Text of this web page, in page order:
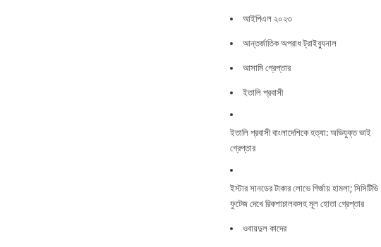
আইপিএল ২০২৩
আন্তর্জাতিক অপরাধ ট্রাইব্যুনাল
আসামি গ্রেপ্তার
ইতালি প্রবাসী
ইতালি প্রবাসী বাংলাদেশিকে হত্যা: অভিযুক্ত ভাই
গ্রেপ্তার
ইস্টার সানডের টাকার লোভে গির্জায় হামলা; সিসিটিভি
ফুটেজ দেখে রিকশাচালকসহ মূল হোতা গ্রেপ্তার
ওবায়দুল কাদের